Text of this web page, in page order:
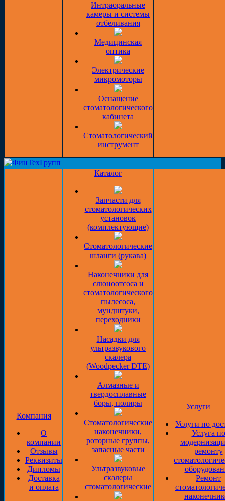
Интраоральные
камеры и системы
отбеливания
Медицинская
оптика
Электрические
микромоторы
Оснащение
стоматологического
кабинета
Стоматологический
инструмент
Компания
О
компании
Отзывы
Реквизиты
Дипломы
Доставка
и оплата
Каталог
Запчасти для
стоматологических
установок
(комплектующие)
Стоматологические
шланги (рукава)
Наконечники для
слюноотсоса и
стоматологического
пылесоса,
мундштуки,
переходники
Насадки для
ультразвукового
скалера
(Woodpecker DTE)
Алмазные и
твердосплавные
боры, полиры
Стоматологические
наконечники,
роторные группы,
запасные части
Ультразвуковые
скалеры
стоматологические
Услуги
Услуги по
Услуга по
ремонту
Ремонт